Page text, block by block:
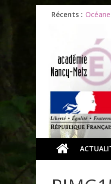
Récents : Les
Infos
Soirée